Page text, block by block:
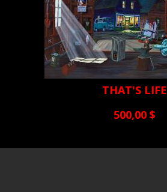
THAT'S LIFE
500,00 $